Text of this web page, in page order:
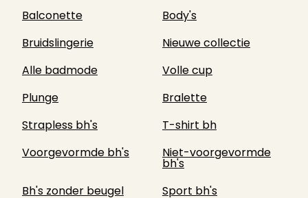
Balconette
Body's
Bruidslingerie
Nieuwe collectie
Alle badmode
Volle cup
Plunge
Bralette
Strapless bh's
T-shirt bh
Voorgevormde bh's
Niet-voorgevormde
bh's
Bh's zonder beugel
Sport bh's